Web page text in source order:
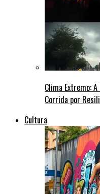
Clima Extremo:
Corrida por
Cultura